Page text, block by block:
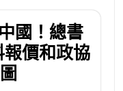
國！總書
報價和政協